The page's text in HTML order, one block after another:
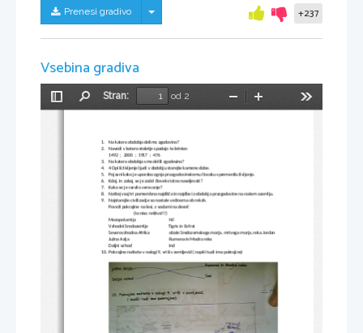
Prenesi gradivo Skrij/prikaži meni +237
Vsebina gradiva
Preklopi
Stran:
od 2
Pomanjšaj
1.
Na katera obdobja delimo zgodovino?
2.
Navedi v katero stoletje spadajo te letnice:
1492  ;  2000  ;  1917  ;  476
3.
Na katera obdobja smo delili zgodovino?
4.
4 Opiši življenje ljudi v obdobju starejše kamene dobe.
5.
Pojasni kako je uporaba ognja prazgodovinskemu človeku spremenila življenje.
6.
Kdaj, in zakaj, se je začel človek stalno naseljevati?
7.
Kako se je razvilo verovanje?
8.
Naštej vsaj tri pomembna najdišča in najdbe iz obdobja prazgodovine na našem ozemlju.
9.
Najstarejše civilizacije so nastale večinoma ob rekah.
Poveži pokrajine na levi, z vodami na desni!
                        (to niso rešitve!!!)
Mezopotamija                                Nil
Vzhodni Sredozemlje                    Tigris in Evfrat
Severovzhodna Afrika                   obale Sredozemskega morja, mrtvega morja, reka Jordan
Južna Azija                                       Rumena in Modra reka
Daljni vzhod                                    Ind
10. Pokrajine naštete v nalogi 9, vriši v zemljevid ( napiši tudi ime pokrajine)